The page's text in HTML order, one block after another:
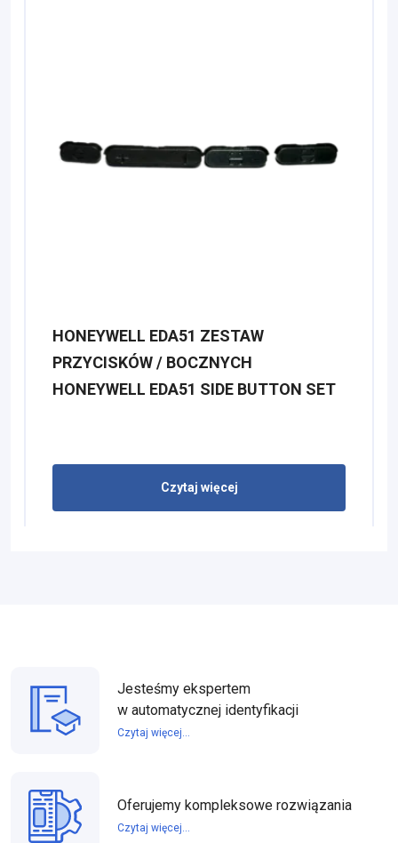
HONEYWELL EDA51 ZESTAW
PRZYCISKÓW / BOCZNYCH
HONEYWELL EDA51 SIDE BUTTON SET
Czytaj więcej
Jesteśmy ekspertem
w automatycznej identyfikacji
Czytaj więcej...
Oferujemy kompleksowe rozwiązania
Czytaj więcej...